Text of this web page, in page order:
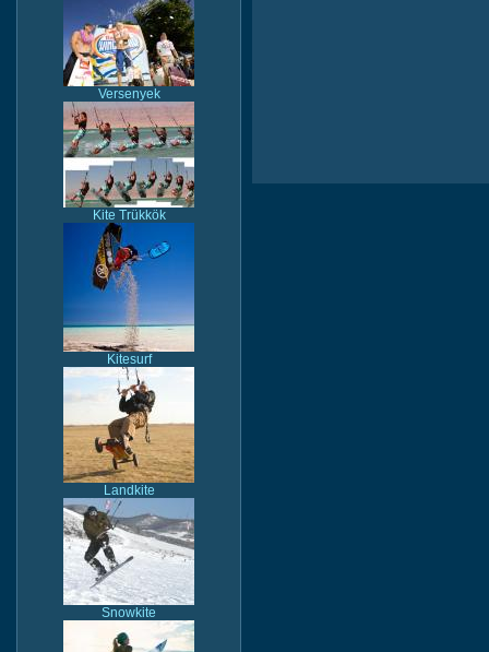
Versenyek
Kite Trükkök
Kitesurf
Landkite
Snowkite